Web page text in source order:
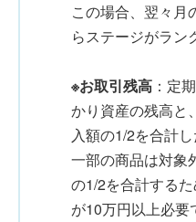
この場合、翌々月
らステージがラン
※お取引残高 ：定
かり資産の残高と
入額の1/2を合計
一部の商品は対象
の1/2を合計する
が10万円以上必要